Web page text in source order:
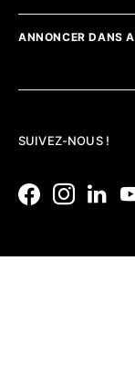
ANNONCER DANS
SUIVEZ-NOUS !